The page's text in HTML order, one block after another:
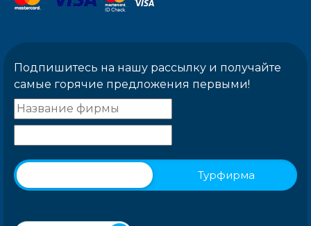
Подпишитесь на нашу рассылку и получайте
самые горячие предложения первыми!
Турфирма